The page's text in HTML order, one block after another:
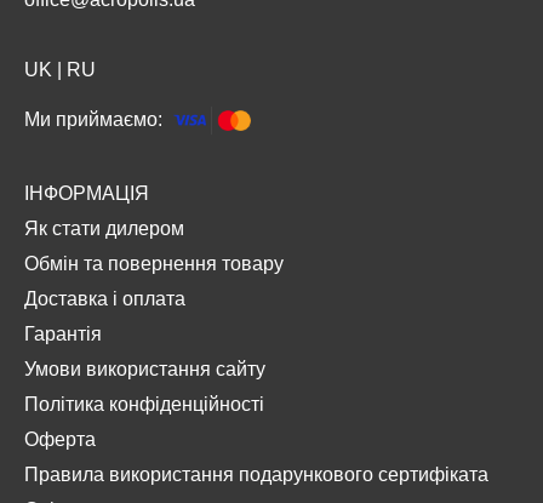
UK RU
Ми приймаємо:
ІНФОРМАЦІЯ
Як стати дилером
Обмін та повернення товару
Доставка і оплата
Гарантія
Умови використання сайту
Політика конфіденційності
Оферта
Правила використання подарункового сертифіката